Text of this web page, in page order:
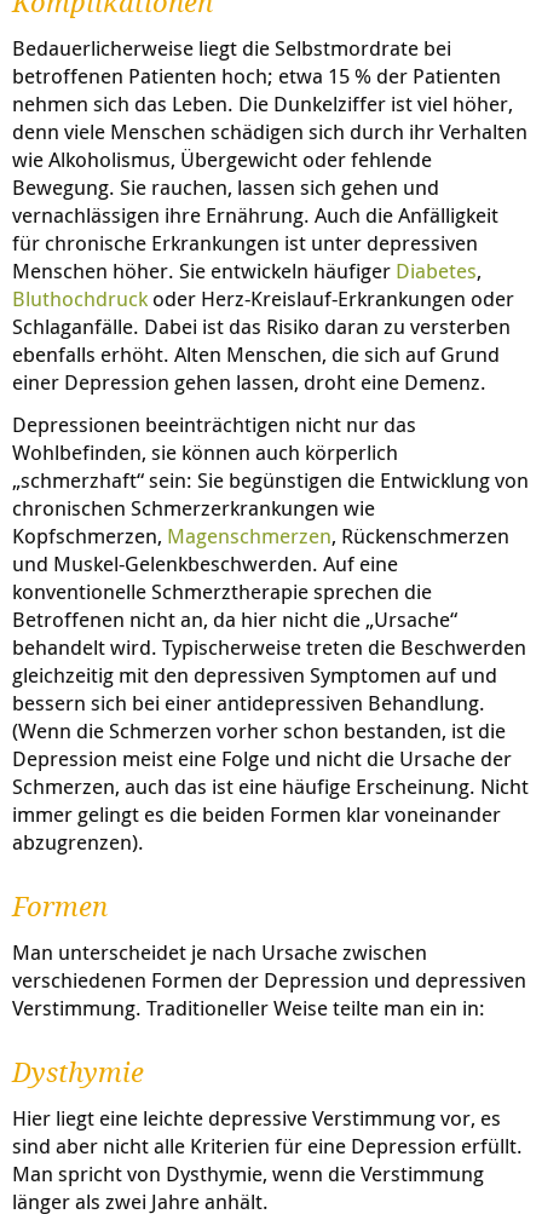
Bedauerlicherweise liegt die Selbstmordrate bei
betroffenen Patienten hoch; etwa 15 % der Patienten
nehmen sich das Leben. Die Dunkelziffer ist viel höher,
denn viele Menschen schädigen sich durch ihr Verhalten
wie Alkoholismus, Übergewicht oder fehlende
Bewegung. Sie rauchen, lassen sich gehen und
vernachlässigen ihre Ernährung. Auch die Anfälligkeit
für chronische Erkrankungen ist unter depressiven
Menschen höher. Sie entwickeln häufiger Diabetes,
Bluthochdruck oder Herz-Kreislauf-Erkrankungen oder
Schlaganfälle. Dabei ist das Risiko daran zu versterben
ebenfalls erhöht. Alten Menschen, die sich auf Grund
einer Depression gehen lassen, droht eine Demenz.
Depressionen beeinträchtigen nicht nur das
Wohlbefinden, sie können auch körperlich
„schmerzhaft“ sein: Sie begünstigen die Entwicklung von
chronischen Schmerzerkrankungen wie
Kopfschmerzen, Magenschmerzen, Rückenschmerzen
und Muskel-Gelenkbeschwerden. Auf eine
konventionelle Schmerztherapie sprechen die
Betroffenen nicht an, da hier nicht die „Ursache“
behandelt wird. Typischerweise treten die Beschwerden
gleichzeitig mit den depressiven Symptomen auf und
bessern sich bei einer antidepressiven Behandlung.
(Wenn die Schmerzen vorher schon bestanden, ist die
Depression meist eine Folge und nicht die Ursache der
Schmerzen, auch das ist eine häufige Erscheinung. Nicht
immer gelingt es die beiden Formen klar voneinander
abzugrenzen).
Formen
Man unterscheidet je nach Ursache zwischen
verschiedenen Formen der Depression und depressiven
Verstimmung. Traditioneller Weise teilte man ein in:
Dysthymie
Hier liegt eine leichte depressive Verstimmung vor, es
sind aber nicht alle Kriterien für eine Depression erfüllt.
Man spricht von Dysthymie, wenn die Verstimmung
länger als zwei Jahre anhält.